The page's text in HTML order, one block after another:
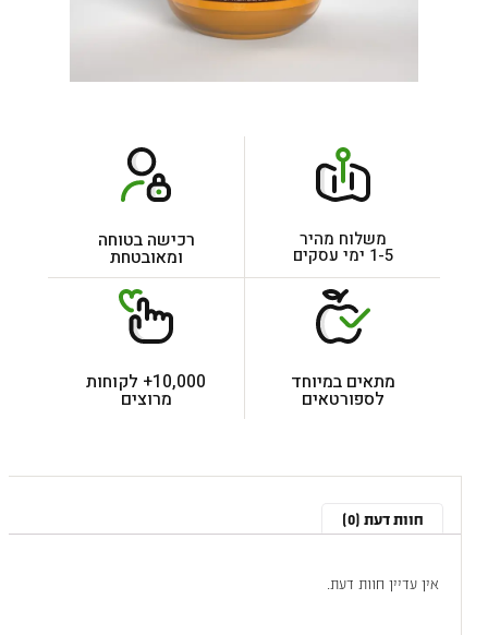
משלוח מהיר
1-5 ימי עסקים
רכישה בטוחה
ומאובטחת
מתאים במיוחד
לספורטאים
10,000+ לקוחות
מרוצים
חוות דעת (0)
אין עדיין חוות דעת.